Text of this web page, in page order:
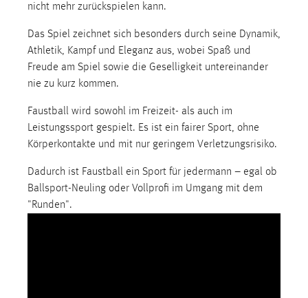
nicht mehr zurückspielen kann.
Das Spiel zeichnet sich besonders durch seine Dynamik,
Athletik, Kampf und Eleganz aus, wobei Spaß und
Freude am Spiel sowie die Geselligkeit untereinander
nie zu kurz kommen.
Faustball wird sowohl im Freizeit- als auch im
Leistungssport gespielt. Es ist ein fairer Sport, ohne
Körperkontakte und mit nur geringem Verletzungsrisiko.
Dadurch ist Faustball ein Sport für jedermann – egal ob
Ballsport-Neuling oder Vollprofi im Umgang mit dem
"Runden".
Performance
Name:
staticfilecache
Zweck:
gespeichert, ob man eingeloggt ist.
Sprachpräferenz
Name:
site-language-preference